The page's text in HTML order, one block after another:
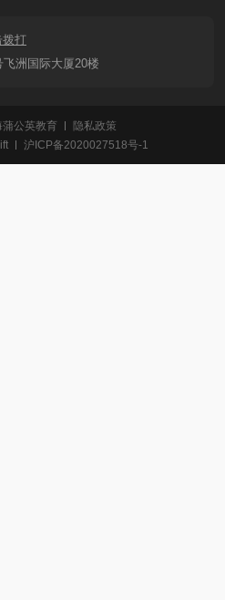
拨打
洲国际大厦20楼
蒲公英教育
隐私政策
沪ICP备2020027518号-1